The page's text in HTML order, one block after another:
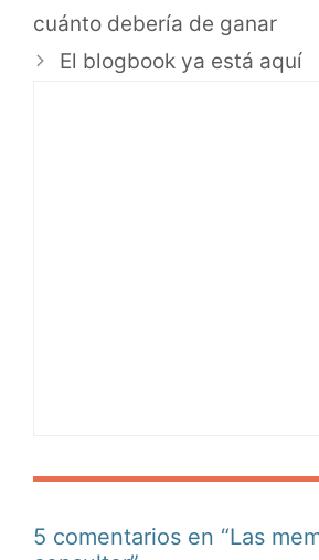
cuánto debería de ganar
El blogbook ya está aquí
5 comentarios en “Las